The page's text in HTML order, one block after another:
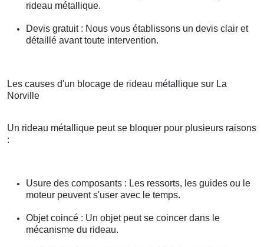
rideau métallique.
Devis gratuit : Nous vous établissons un devis clair et
détaillé avant toute intervention.
Les causes d'un blocage de rideau métallique sur La
Norville
Un rideau métallique peut se bloquer pour plusieurs raisons
:
Usure des composants : Les ressorts, les guides ou le
moteur peuvent s'user avec le temps.
Objet coincé : Un objet peut se coincer dans le
mécanisme du rideau.